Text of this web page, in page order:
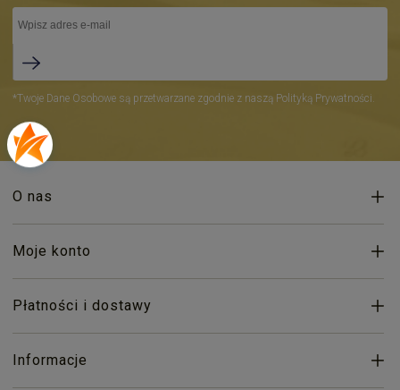
*Twoje Dane Osobowe są przetwarzane zgodnie z naszą Polityką Prywatności.
O nas
Moje konto
Płatności i dostawy
Informacje